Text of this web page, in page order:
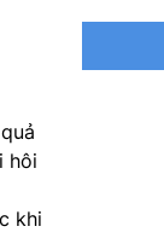
hôi
khi